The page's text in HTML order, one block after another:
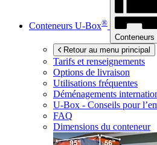
Conteneurs U-Box®
Conteneurs
Retour au menu principal
Tarifs et renseignements
Options de livraison
Utilisations fréquentes
Déménagements
U-Box - Conseils pour
FAQ
Dimensions du conteneur